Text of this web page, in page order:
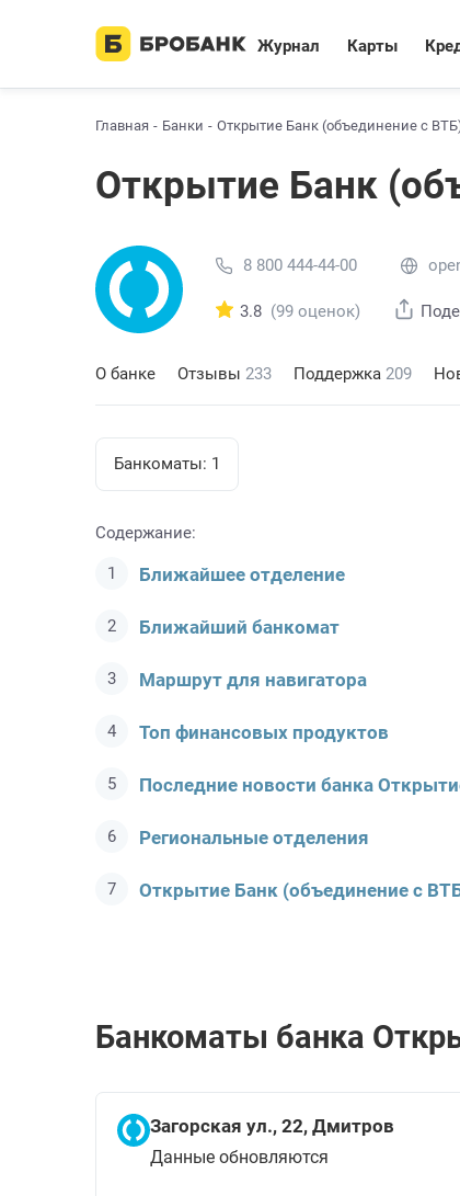
Журнал Карты
Главная Банки Открытие Банк (объединение с
Открытие Банк
8 800 444-44-00
3.8 (99 оценок)
О банке Отзывы 233 Поддержка 209
Банкоматы: 1
Содержание:
Ближайшее отделение
Ближайший банкомат
Маршрут для навигатора
Топ финансовых продуктов
Последние новости банка
Региональные отделения
Открытие Банк (объединение с
Банкоматы банка
Загорская ул., 22, Дмитров
Данные обновляются